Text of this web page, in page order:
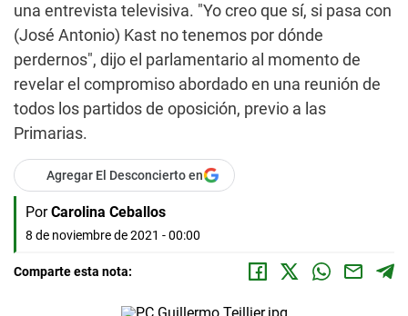
una entrevista televisiva. "Yo creo que sí, si pasa con
(José Antonio) Kast no tenemos por dónde
perdernos", dijo el parlamentario al momento de
revelar el compromiso abordado en una reunión de
todos los partidos de oposición, previo a las
Primarias.
Agregar El Desconcierto en
Por Carolina Ceballos
8 de noviembre de 2021 - 00:00
Comparte esta nota: